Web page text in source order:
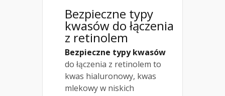
Bezpieczne typy
kwasów do łączenia
z retinolem
Bezpieczne typy kwasów
do łączenia z retinolem to
kwas hialuronowy, kwas
mlekowy w niskich